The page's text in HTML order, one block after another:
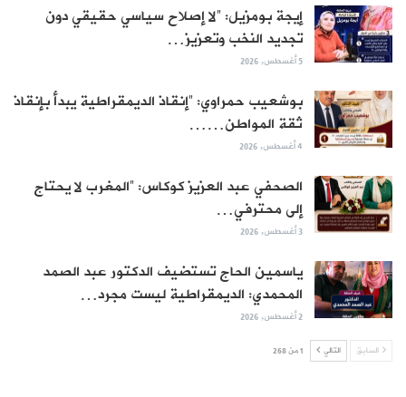
إيجة بومزيل: “لا إصلاح سياسي حقيقي دون
تجديد النخب وتعزيز…
5 أغسطس, 2026
بوشعيب حمراوي: “إنقاذ الديمقراطية يبدأ بإنقاذ
ثقة المواطن……
4 أغسطس, 2026
الصحفي عبد العزيز كوكاس: “المغرب لا يحتاج
إلى محترفي…
3 أغسطس, 2026
ياسمين الحاج تستضيف الدكتور عبد الصمد
المحمدي: الديمقراطية ليست مجرد…
2 أغسطس, 2026
السابق التالي 1 من 268